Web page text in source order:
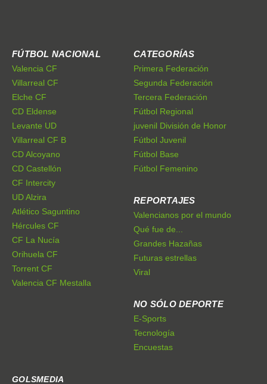
FÚTBOL NACIONAL
Valencia CF
Villarreal CF
Elche CF
CD Eldense
Levante UD
Villarreal CF B
CD Alcoyano
CD Castellón
CF Intercity
UD Alzira
Atlético Saguntino
Hércules CF
CF La Nucía
Orihuela CF
Torrent CF
Valencia CF Mestalla
CATEGORÍAS
Primera Federación
Segunda Federación
Tercera Federación
Fútbol Regional
juvenil División de Honor
Fútbol Juvenil
Fútbol Base
Fútbol Femenino
REPORTAJES
Valencianos por el mundo
Qué fue de...
Grandes Hazañas
Futuras estrellas
Viral
NO SÓLO DEPORTE
E-Sports
Tecnología
Encuestas
GOLSMEDIA